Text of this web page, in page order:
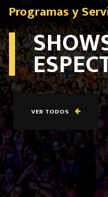
Programas y
VER TODOS